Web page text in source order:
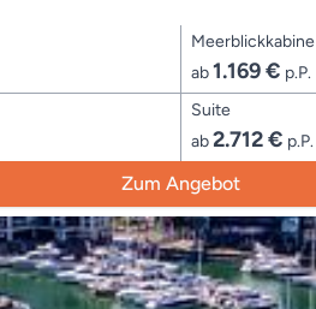
Meerblickkabine
ab1.169 € p.P.
Suite
ab2.712 € p.P.
Zum Angebot